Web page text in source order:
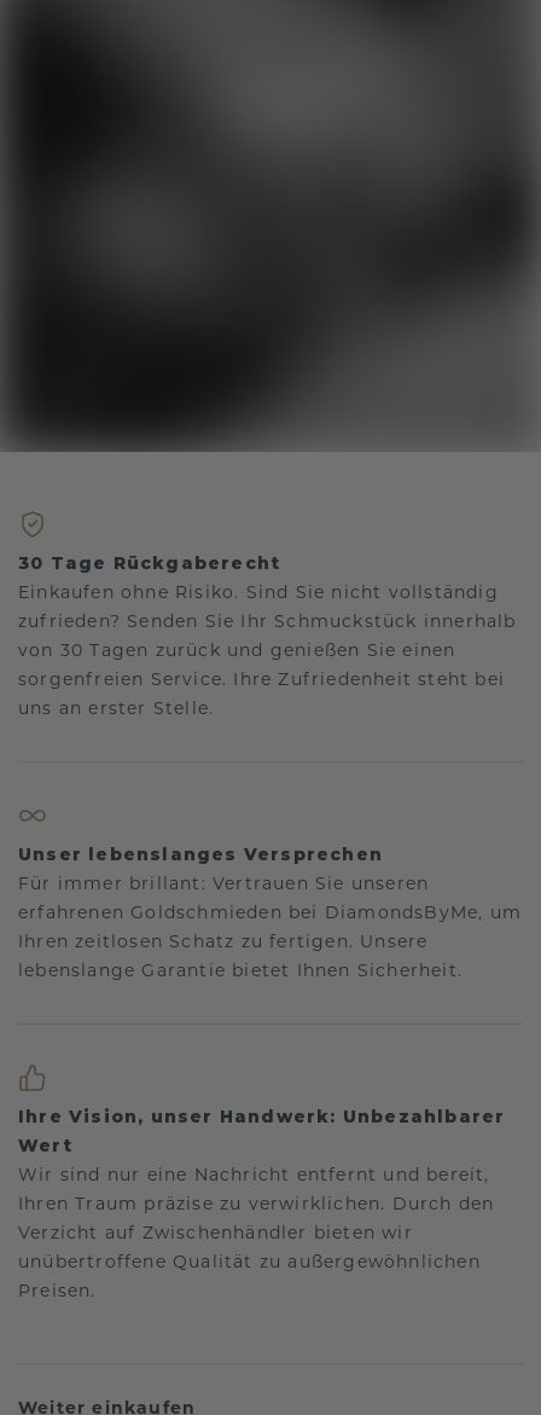
30 Tage Rückgaberecht
Einkaufen ohne Risiko. Sind Sie nicht vollständig
zufrieden? Senden Sie Ihr Schmuckstück innerhalb
von 30 Tagen zurück und genießen Sie einen
sorgenfreien Service. Ihre Zufriedenheit steht bei
uns an erster Stelle.
Unser lebenslanges Versprechen
Für immer brillant: Vertrauen Sie unseren
erfahrenen Goldschmieden bei DiamondsByMe, um
Ihren zeitlosen Schatz zu fertigen. Unsere
lebenslange Garantie bietet Ihnen Sicherheit.
Ihre Vision, unser Handwerk: Unbezahlbarer
Wert
Wir sind nur eine Nachricht entfernt und bereit,
Ihren Traum präzise zu verwirklichen. Durch den
Verzicht auf Zwischenhändler bieten wir
unübertroffene Qualität zu außergewöhnlichen
Preisen.
Weiter einkaufen